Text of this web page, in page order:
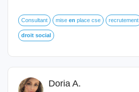
Consultant mise en place cse recrutement
droit social
Doria A.